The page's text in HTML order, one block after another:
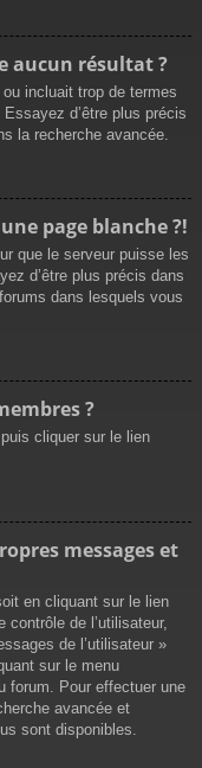
aucun résultat ?
incluait trop de termes
d’être plus précis
la recherche avancée.
page blanche ?!
que le serveur puisse les
d’être plus précis dans
dans lesquels vous
?
cliquer sur le lien
messages et
en cliquant sur le lien
de l’utilisateur,
de l’utilisateur »
sur le menu
forum. Pour effectuer une
avancée et
sont disponibles.